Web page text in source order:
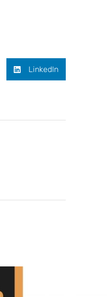
LinkedIn